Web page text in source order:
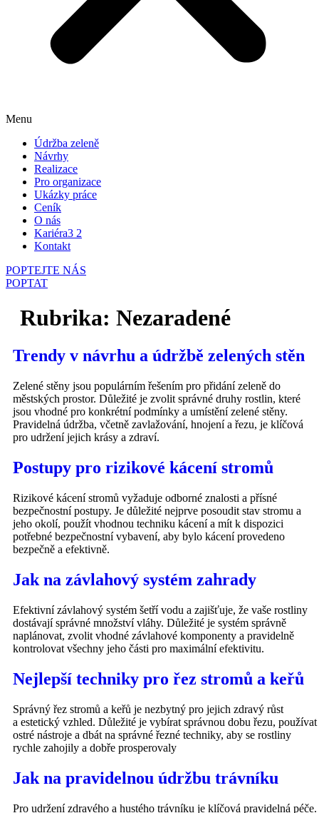
Menu
Údržba zeleně
Návrhy
Realizace
Pro organizace
Ukázky práce
Ceník
O nás
Kariéra3 2
Kontakt
POPTEJTE NÁS
POPTAT
Rubrika: Nezaradené
Trendy v návrhu a údržbě zelených stěn
Zelené stěny jsou populárním řešením pro přidání zeleně do
městských prostor. Důležité je zvolit správné druhy rostlin, které
jsou vhodné pro konkrétní podmínky a umístění zelené stěny.
Pravidelná údržba, včetně zavlažování, hnojení a řezu, je klíčová
pro udržení jejich krásy a zdraví.
Postupy pro rizikové kácení stromů
Rizikové kácení stromů vyžaduje odborné znalosti a přísné
bezpečnostní postupy. Je důležité nejprve posoudit stav stromu a
jeho okolí, použít vhodnou techniku kácení a mít k dispozici
potřebné bezpečnostní vybavení, aby bylo kácení provedeno
bezpečně a efektivně.
Jak na závlahový systém zahrady
Efektivní závlahový systém šetří vodu a zajišťuje, že vaše rostliny
dostávají správné množství vláhy. Důležité je systém správně
naplánovat, zvolit vhodné závlahové komponenty a pravidelně
kontrolovat všechny jeho části pro maximální efektivitu.
Nejlepší techniky pro řez stromů a keřů
Správný řez stromů a keřů je nezbytný pro jejich zdravý růst
a estetický vzhled. Důležité je vybírat správnou dobu řezu, používat
ostré nástroje a dbát na správné řezné techniky, aby se rostliny
rychle zahojily a dobře prosperovaly
Jak na pravidelnou údržbu trávníku
Pro udržení zdravého a hustého trávníku je klíčová pravidelná péče.